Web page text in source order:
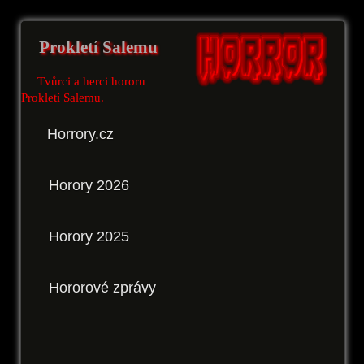
Prokletí Salemu
Tvůrci a herci hororu
Prokletí Salemu.
Horrory.cz
Horory 2026
Horory 2025
Hororové zprávy